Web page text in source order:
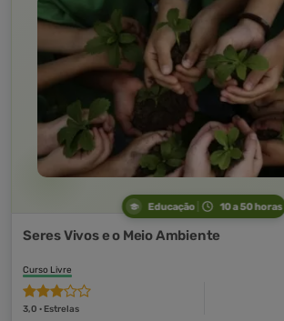
Educação 10 a 50 horas
Seres Vivos e o Meio Ambiente
Curso Livre
3,0 · Estrelas